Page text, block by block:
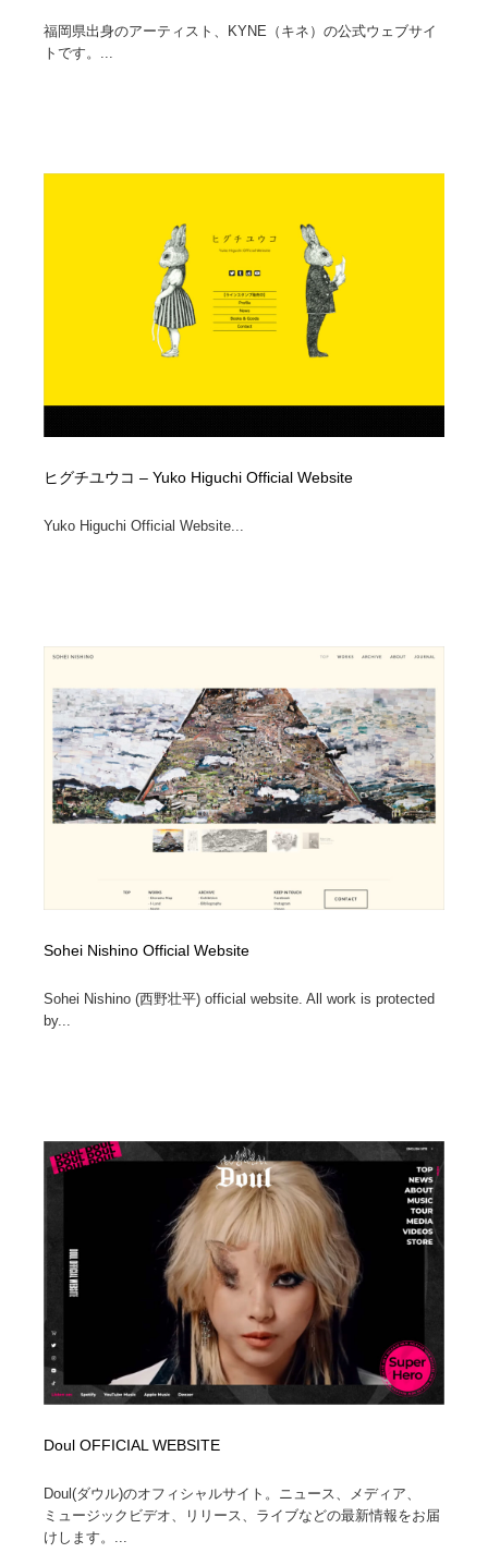
福岡県出身のアーティスト、KYNE（キネ）の公式ウェブサイ
トです。...
ヒグチユウコ – Yuko Higuchi Official Website
Yuko Higuchi Official Website...
Sohei Nishino Official Website
Sohei Nishino (西野壮平) official website. All work is protected
by...
Doul OFFICIAL WEBSITE
Doul(ダウル)のオフィシャルサイト。ニュース、メディア、
ミュージックビデオ、リリース、ライブなどの最新情報をお届
けします。...